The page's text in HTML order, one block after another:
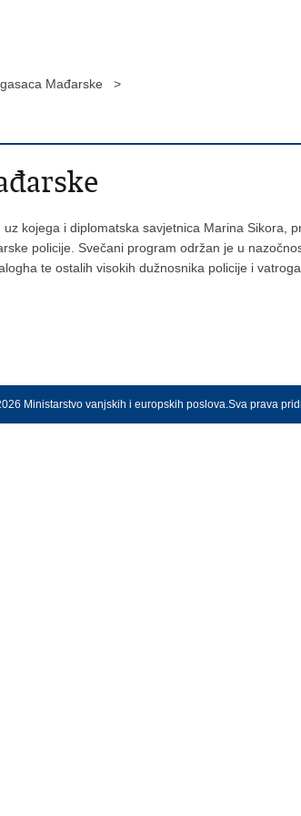
Mađarske >
kojega i diplomatska savjetnica Marina Sikora,
policije. Svečani program održan je u
te ostalih visokih dužnosnika policije i
Ministarstvo vanjskih i europskih poslova.Sva prava